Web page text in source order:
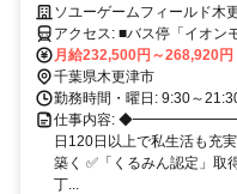
い金2万円｜家族手当あり｜賞
ソユーゲームフィールド木
アクセス: ■バス停「イオンモール木更津」下車徒歩2分 ■バス停「木
更津航空駐屯地」下車徒歩
り約10分
月給232,500円～268,920円
千葉県木更津市
勤務時間・曜日: 9:30～
仕事内容:
日120日以上で私生活も充
築く ✅「くるみん認定」取
丁...